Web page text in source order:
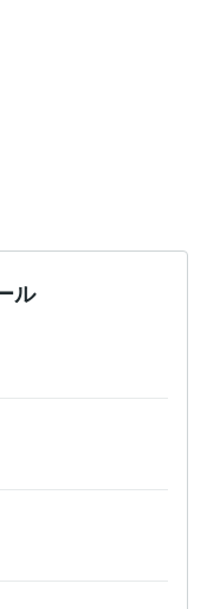
えることで、ビジ
。
の実績を活かし、
。
ル